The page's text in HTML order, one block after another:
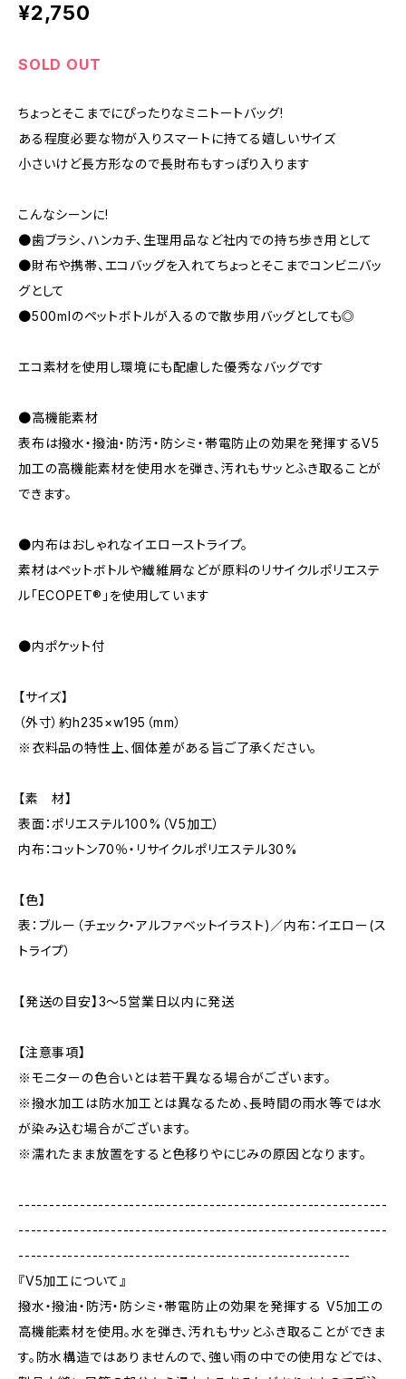
¥2,750
SOLD OUT
ちょっとそこまでにぴったりなミニトートバッグ!
ある程度必要な物が入りスマートに持てる嬉しいサイズ
小さいけど長方形なので長財布もすっぽり入ります
こんなシーンに!
●歯ブラシ、ハンカチ、生理用品など社内での持ち歩き用として
●財布や携帯、エコバッグを入れてちょっとそこまでコンビニバッ
グとして
●500mlのペットボトルが入るので散歩用バッグとしても◎
エコ素材を使用し環境にも配慮した優秀なバッグです
●高機能素材
表布は撥水・撥油・防汚・防シミ・帯電防止の効果を発揮するV5
加工の高機能素材を使用水を弾き、汚れもサッとふき取ることが
できます。
●内布はおしゃれなイエローストライプ。
素材はペットボトルや繊維屑などが原料のリサイクルポリエステ
ル「ECOPET®」を使用しています
●内ポケット付
【サイズ】
（外寸）約h235×w195（mm）
※衣料品の特性上、個体差がある旨ご了承ください。
【素 材】
表面：ポリエステル100%（V5加工）
内布：コットン70％・リサイクルポリエステル30%
【色】
表：ブルー（チェック・アルファベットイラスト)／内布：イエロー(ス
トライプ）
【発送の目安】3〜5営業日以内に発送
【注意事項】
※モニターの色合いとは若干異なる場合がございます。
※撥水加工は防水加工とは異なるため、長時間の雨水等では水
が染み込む場合がございます。
※濡れたまま放置をすると色移りやにじみの原因となります。
------------------------------------------------------------
------------------------------------------------------------
------------------------------------------------------
『V5加工について』
撥水・撥油・防汚・防シミ・帯電防止の効果を発揮する V5加工の
高機能素材を使用。水を弾き、汚れもサッとふき取ることができま
す。防水構造ではありませんので、強い雨の中での使用などでは、